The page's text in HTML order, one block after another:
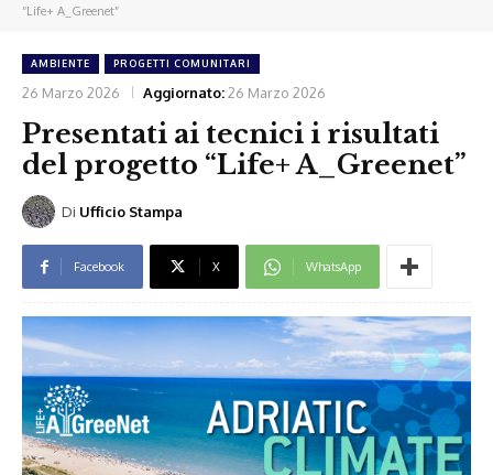
“Life+ A_Greenet”
AMBIENTE PROGETTI COMUNITARI
26 Marzo 2026 Aggiornato: 26 Marzo 2026
Presentati ai tecnici i risultati
del progetto “Life+ A_Greenet”
Di Ufficio Stampa
Facebook X WhatsApp